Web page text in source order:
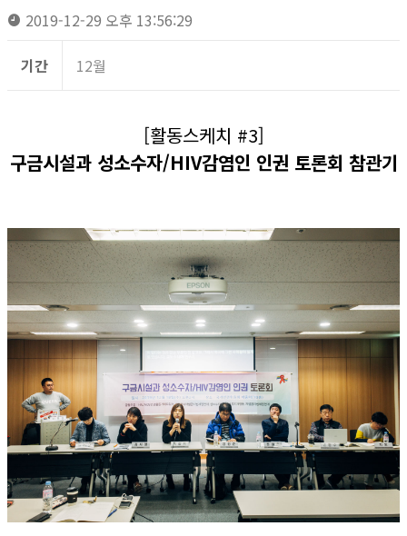
2019-12-29 오후 13:56:29
기간 12월
[활동스케치 #3]
구금시설과 성소수자/HIV감염인 인권 토론회 참관기